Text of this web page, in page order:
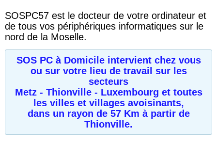
SOSPC57 est le docteur de votre ordinateur et
de tous vos périphériques informatiques sur le
nord de la Moselle.
SOS PC à Domicile intervient chez vous
ou sur votre lieu de travail sur les
secteurs
Metz - Thionville - Luxembourg et toutes
les villes et villages avoisinants,
dans un rayon de 57 Km à partir de
Thionville.